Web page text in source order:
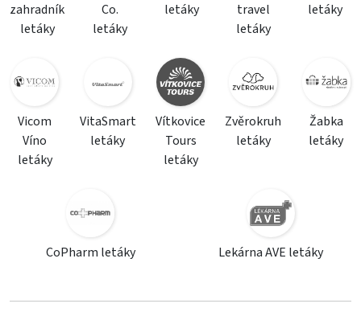
zahradník
letáky
Co.
letáky
letáky
travel
letáky
letáky
Vicom
Víno
letáky
VitaSmart
letáky
Vítkovice
Tours
letáky
Zvěrokruh
letáky
Žabka
letáky
CoPharm letáky Lekárna AVE letáky